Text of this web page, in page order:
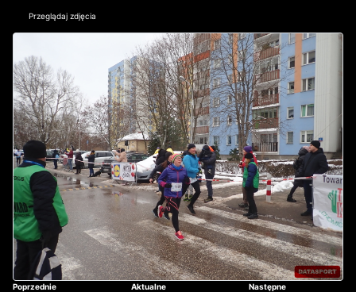
Przeglądaj zdjęcia
Poprzednie Aktualne Następne